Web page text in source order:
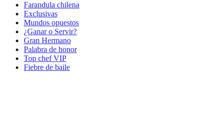
Farandula chilena
Exclusivas
Mundos opuestos
¿Ganar o Servir?
Gran Hermano
Palabra de honor
Top chef VIP
Fiebre de baile